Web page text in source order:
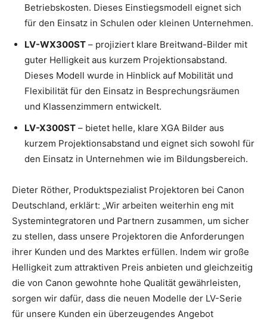
Betriebskosten. Dieses Einstiegsmodell eignet sich
für den Einsatz in Schulen oder kleinen Unternehmen.
LV-WX300ST – projiziert klare Breitwand-Bilder mit
guter Helligkeit aus kurzem Projektionsabstand.
Dieses Modell wurde in Hinblick auf Mobilität und
Flexibilität für den Einsatz in Besprechungsräumen
und Klassenzimmern entwickelt.
LV-X300ST – bietet helle, klare XGA Bilder aus
kurzem Projektionsabstand und eignet sich sowohl für
den Einsatz in Unternehmen wie im Bildungsbereich.
Dieter Röther, Produktspezialist Projektoren bei Canon
Deutschland, erklärt: „Wir arbeiten weiterhin eng mit
Systemintegratoren und Partnern zusammen, um sicher
zu stellen, dass unsere Projektoren die Anforderungen
ihrer Kunden und des Marktes erfüllen. Indem wir große
Helligkeit zum attraktiven Preis anbieten und gleichzeitig
die von Canon gewohnte hohe Qualität gewährleisten,
sorgen wir dafür, dass die neuen Modelle der LV-Serie
für unsere Kunden ein überzeugendes Angebot